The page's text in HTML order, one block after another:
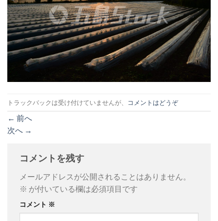
トラックバックは受け付けていませんが、 コメントはどうぞ
← 前へ
次へ →
コメントを残す
メールアドレスが公開されることはありません。
※ が付いている欄は必須項目です
コメント ※